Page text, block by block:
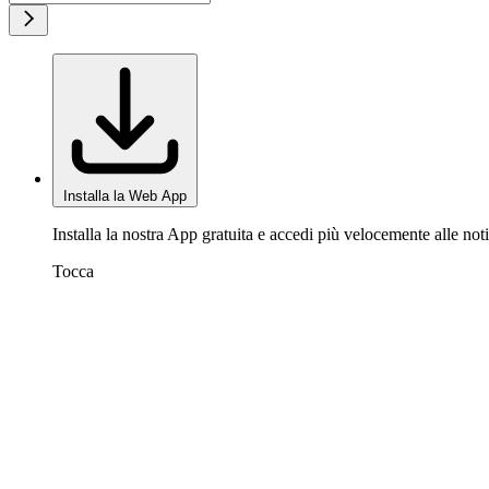
Installa la Web App
Installa la nostra App gratuita e accedi più velocemente alle
Tocca